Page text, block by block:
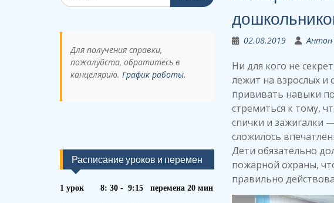
02.08.2019 Антон
Ни для кого не
лежит на взрослых и
прививать навыки
стремиться к тому,
спички и зажигалки
сложилось
Дети обязательно
пожарной охраны,
правильно
Для получения справки,
пожалуйста, обратитесь в
канцелярию. График работы.
Расписание уроков и перемен
1 урок 8: 30 - 9:15 перемена 20 мин